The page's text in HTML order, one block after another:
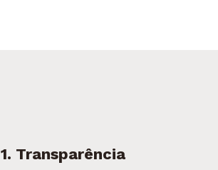
1. Transparência